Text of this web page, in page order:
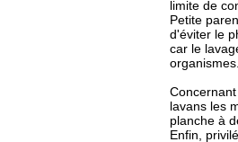
limite de
Petite
d'éviter le
car le
organismes.
lavans les
planche à
Enfin,